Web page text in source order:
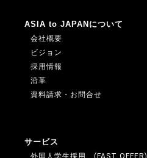
ASIA to JAPANについて
会社概要
ビジョン
採用情報
沿革
資料請求・お問合せ
サービス